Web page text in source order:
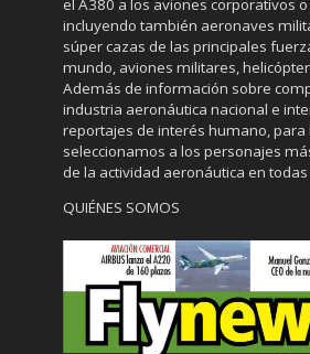
el A380 a los aviones corporativos
incluyendo también aeronaves
súper cazas de las principales
mundo, aviones militares,
Además de información sobre
industria aeronáutica nacional e
reportajes de interés humano, para
seleccionamos a los personajes
de la actividad aeronáutica en
QUIÉNES SOMOS